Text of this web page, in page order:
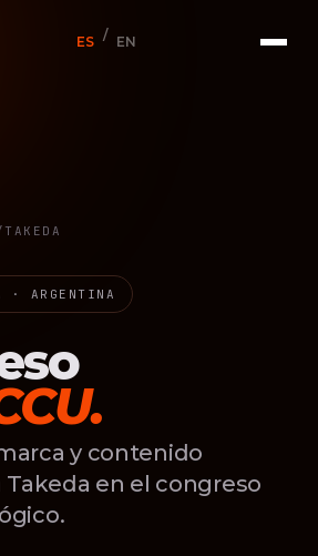
ES / EN
TAKEDA
· ARGENTINA
y contenido
en el congreso